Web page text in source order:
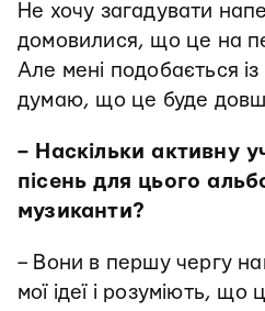
Не хочу загадувати
домовилися, що це на
Але мені подобається
думаю, що це буде
– Наскільки активну
пісень для цього
музиканти?
– Вони в першу чергу
мої ідеї і розуміють, що